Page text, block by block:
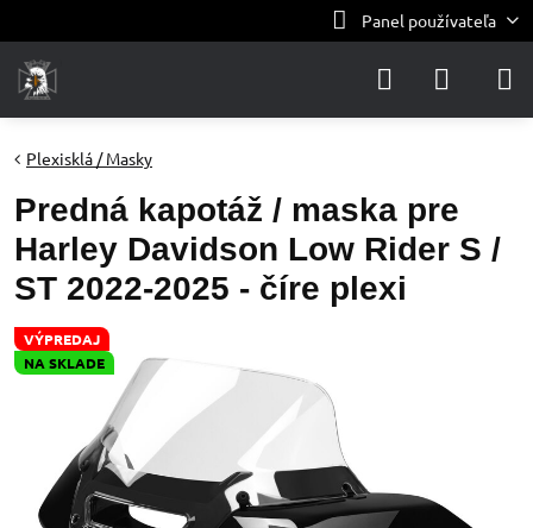
Panel používateľa
VÝPREDAJ
NA SKLADE
Plexisklá / Masky
Predná kapotáž / maska pre
Harley Davidson Low Rider S /
ST 2022-2025 - číre plexi